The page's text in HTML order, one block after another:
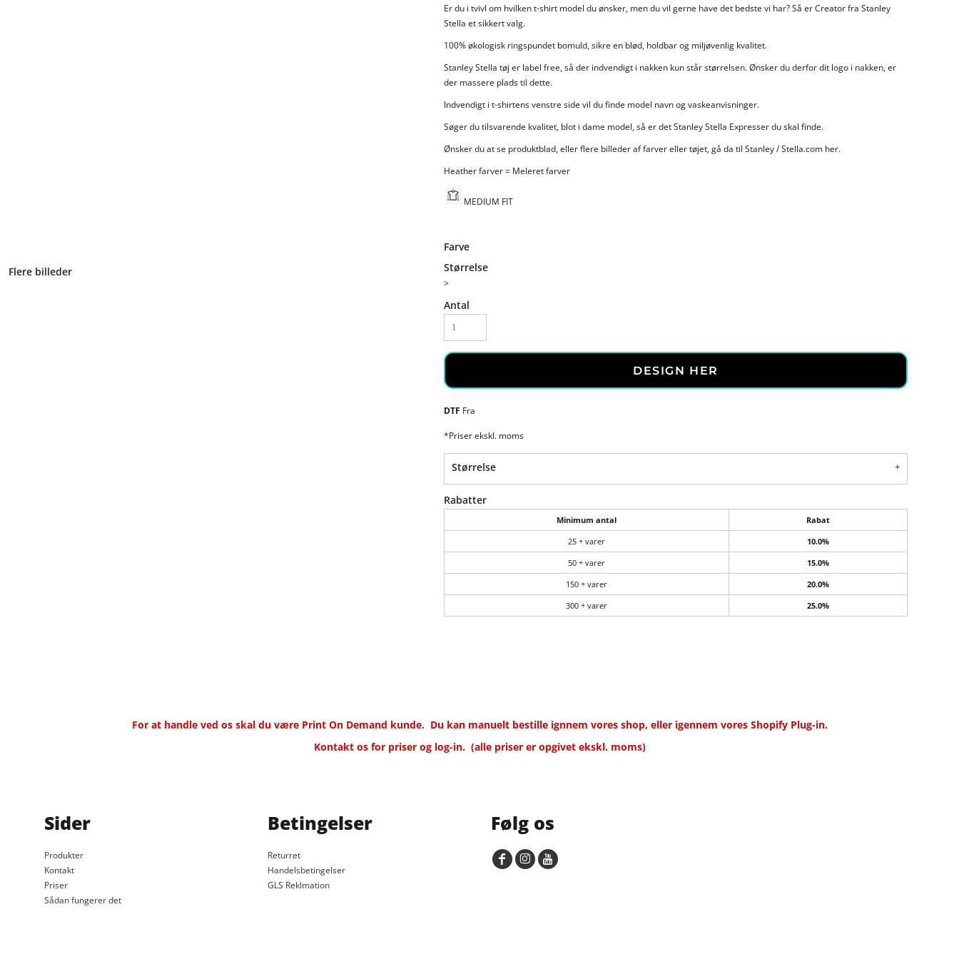
Flere billeder
Er du i tvivl om hvilken t-shirt model du ønsker, men du vil gerne have det bedste vi har? Så er Creator fra Stanley
Stella et sikkert valg.
100% økologisk ringspundet bomuld, sikre en blød, holdbar og miljøvenlig kvalitet.
Stanley Stella tøj er label free, så der indvendigt i nakken kun står størrelsen. Ønsker du derfor dit logo i nakken, er
der massere plads til dette.
Indvendigt i t-shirtens venstre side vil du finde model navn og vaskeanvisninger.
Søger du tilsvarende kvalitet, blot i dame model, så er det Stanley Stella Expresser du skal finde.
Ønsker du at se produktblad, eller flere billeder af farver eller tøjet, gå da til Stanley / Stella.com her.
Heather farver = Meleret farver
MEDIUM FIT
Farve
Størrelse
>
Antal
DESIGN HER
DTF Fra
*Priser ekskl. moms
Størrelse
Rabatter
Minimum antal
Rabat
25 + varer
10.0%
50 + varer
15.0%
150 + varer
20.0%
300 + varer
25.0%
For at handle ved os skal du være Print On Demand kunde. Du kan manuelt bestille ignnem vores shop, eller igennem vores Shopify Plug-in.
Kontakt os for priser og log-in. (alle priser er opgivet ekskl. moms)
Sider
Produkter
Kontakt
Priser
Sådan fungerer det
Betingelser
Returret
Handelsbetingelser
GLS Reklmation
Følg os